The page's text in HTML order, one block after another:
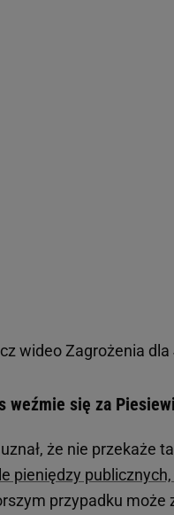
wideo Zagrożenia
weźmie się za
uznał, że nie przekaże
pieniędzy
przypadku może